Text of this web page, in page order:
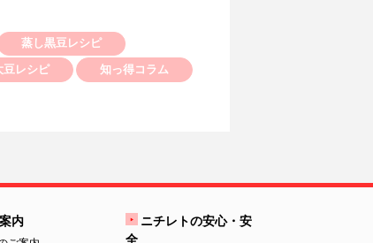
蒸し黒豆レシピ
豆レシピ
知っ得コラム
内
ニチレトの安心・安
全